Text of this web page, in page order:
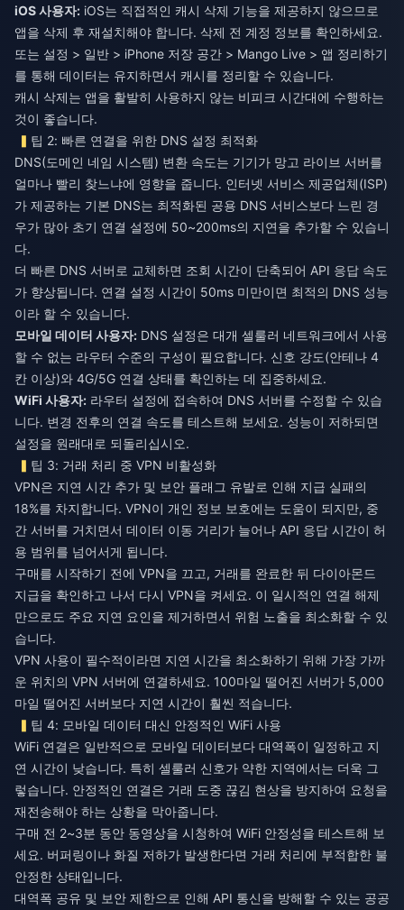
iOS 사용자: iOS는 직접적인 캐시 삭제 기능을 제공하지 않으므로
앱을 삭제 후 재설치해야 합니다. 삭제 전 계정 정보를 확인하세요.
또는 설정 > 일반 > iPhone 저장 공간 > Mango Live > 앱 정리하기
를 통해 데이터는 유지하면서 캐시를 정리할 수 있습니다.
캐시 삭제는 앱을 활발히 사용하지 않는 비피크 시간대에 수행하는
것이 좋습니다.
팁 2: 빠른 연결을 위한 DNS 설정 최적화
DNS(도메인 네임 시스템) 변환 속도는 기기가 망고 라이브 서버를
얼마나 빨리 찾느냐에 영향을 줍니다. 인터넷 서비스 제공업체(ISP)
가 제공하는 기본 DNS는 최적화된 공용 DNS 서비스보다 느린 경
우가 많아 초기 연결 설정에 50~200ms의 지연을 추가할 수 있습니
다.
더 빠른 DNS 서버로 교체하면 조회 시간이 단축되어 API 응답 속도
가 향상됩니다. 연결 설정 시간이 50ms 미만이면 최적의 DNS 성능
이라 할 수 있습니다.
모바일 데이터 사용자: DNS 설정은 대개 셀룰러 네트워크에서 사용
할 수 없는 라우터 수준의 구성이 필요합니다. 신호 강도(안테나 4
칸 이상)와 4G/5G 연결 상태를 확인하는 데 집중하세요.
WiFi 사용자: 라우터 설정에 접속하여 DNS 서버를 수정할 수 있습
니다. 변경 전후의 연결 속도를 테스트해 보세요. 성능이 저하되면
설정을 원래대로 되돌리십시오.
팁 3: 거래 처리 중 VPN 비활성화
VPN은 지연 시간 추가 및 보안 플래그 유발로 인해 지급 실패의
18%를 차지합니다. VPN이 개인 정보 보호에는 도움이 되지만, 중
간 서버를 거치면서 데이터 이동 거리가 늘어나 API 응답 시간이 허
용 범위를 넘어서게 됩니다.
구매를 시작하기 전에 VPN을 끄고, 거래를 완료한 뒤 다이아몬드
지급을 확인하고 나서 다시 VPN을 켜세요. 이 일시적인 연결 해제
만으로도 주요 지연 요인을 제거하면서 위험 노출을 최소화할 수 있
습니다.
VPN 사용이 필수적이라면 지연 시간을 최소화하기 위해 가장 가까
운 위치의 VPN 서버에 연결하세요. 100마일 떨어진 서버가 5,000
마일 떨어진 서버보다 지연 시간이 훨씬 적습니다.
팁 4: 모바일 데이터 대신 안정적인 WiFi 사용
WiFi 연결은 일반적으로 모바일 데이터보다 대역폭이 일정하고 지
연 시간이 낮습니다. 특히 셀룰러 신호가 약한 지역에서는 더욱 그
렇습니다. 안정적인 연결은 거래 도중 끊김 현상을 방지하여 요청을
재전송해야 하는 상황을 막아줍니다.
구매 전 2~3분 동안 동영상을 시청하여 WiFi 안정성을 테스트해 보
세요. 버퍼링이나 화질 저하가 발생한다면 거래 처리에 부적합한 불
안정한 상태입니다.
대역폭 공유 및 보안 제한으로 인해 API 통신을 방해할 수 있는 공공